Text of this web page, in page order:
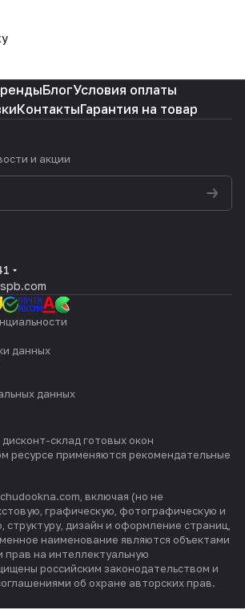
БлогУсловия оплаты
КонтактыГарантия на товар
и акции
данных
данных
склад готовых окон
ресурсе применяются рекомендательные
включая (но не
графическую, фотографическую и
дизайн и оформление страниц,
наименование являются объектами
прав на интеллектуальную
российским законодательством и
об охране авторских прав.